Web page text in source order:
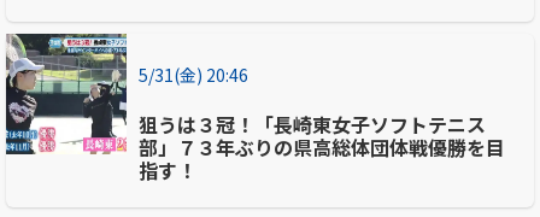
5/31(金) 20:46
狙うは３冠！「長崎東女子ソフトテニス
部」７３年ぶりの県高総体団体戦優勝を目
指す！